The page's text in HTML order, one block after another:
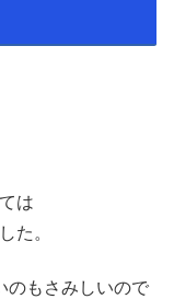
は
た。
のもさみしいので